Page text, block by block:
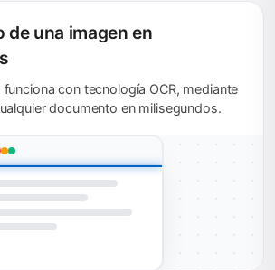
de una imagen en
con tecnología OCR, mediante
documento en milisegundos.